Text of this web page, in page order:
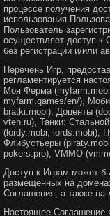
процессе получения
использования
Пользователь
осуществляет доступ к
без регистрации и/или
Перечень Игр,
регламентируется
Моя Ферма
myfarm.games/en/),
bratki.mobi), Доценты
vten.ru), Танки:
(lordy.mobi, lords.mobi),
Флибустьеры
pokers.pro), VMMO
Доступ к Играм может
размещенных на
Соглашения, а также
Настоящее Соглашение